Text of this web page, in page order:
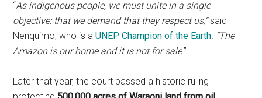
“As indigenous people, we must unite in a single
objective: that we demand that they respect us,”said
Nenquimo, who is aUNEP Champion of the Earth. “The
Amazon is our home and it is not for sale.”
Later that year, the court passed a historic ruling